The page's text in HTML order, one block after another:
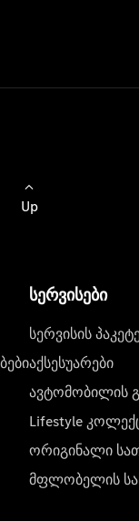
Up
სერვისები
სერვისის
აქსესუარები
ავტომობილის
Lifestyle
ორიგინალი
მფლობელის